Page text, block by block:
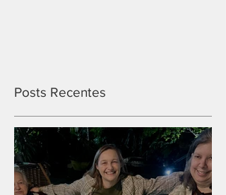
Posts Recentes